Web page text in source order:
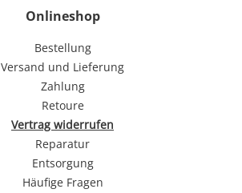
Onlineshop
Bestellung
Versand und Lieferung
Zahlung
Retoure
Vertrag widerrufen
Reparatur
Entsorgung
Häufige Fragen